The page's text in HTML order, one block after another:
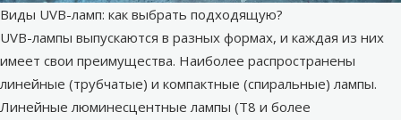
Виды UVB-ламп: как выбрать подходящую?
UVB-лампы выпускаются в разных формах, и каждая из них
имеет свои преимущества. Наиболее распространены
линейные (трубчатые) и компактные (спиральные) лампы.
Линейные люминесцентные лампы (T8 и более